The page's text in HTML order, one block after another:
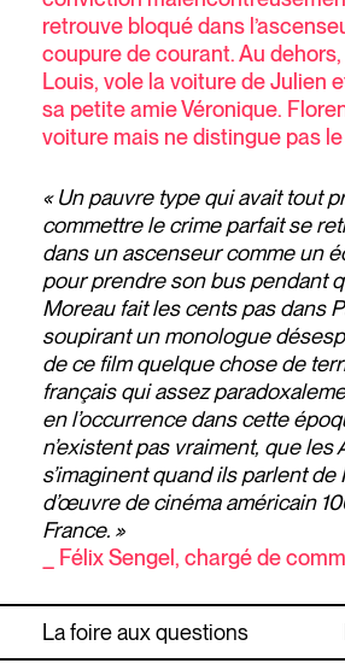
retrouve bloqué dans
coupure de courant. Au
Louis, vole la voiture de Julien
sa petite amie Véronique.
voiture mais ne distingue pas
« Un pauvre type qui avait tout
commettre le crime parfait se
dans un ascenseur comme un
pour prendre son bus pendant
Moreau fait les cents pas dans
soupirant un monologue
de ce film quelque chose de
français qui assez
en l’occurrence dans cette
n’existent pas vraiment, que les
s’imaginent quand ils parlent de
d’œuvre de cinéma américain
France. »
_ Félix Sengel, chargé de
La foire aux questions